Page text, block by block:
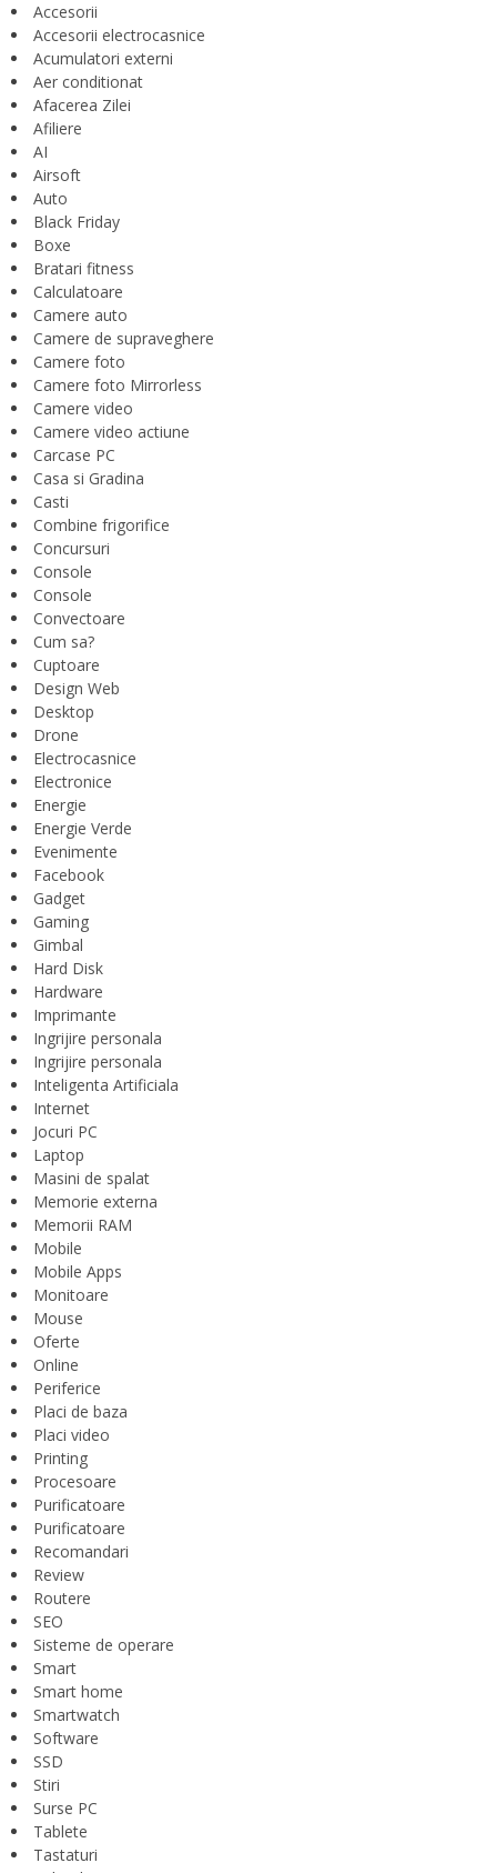
Accesorii
Accesorii electrocasnice
Acumulatori externi
Aer conditionat
Afacerea Zilei
Afiliere
AI
Airsoft
Auto
Black Friday
Boxe
Bratari fitness
Calculatoare
Camere auto
Camere de supraveghere
Camere foto
Camere foto Mirrorless
Camere video
Camere video actiune
Carcase PC
Casa si Gradina
Casti
Combine frigorifice
Concursuri
Console
Console
Convectoare
Cum sa?
Cuptoare
Design Web
Desktop
Drone
Electrocasnice
Electronice
Energie
Energie Verde
Evenimente
Facebook
Gadget
Gaming
Gimbal
Hard Disk
Hardware
Imprimante
Ingrijire personala
Ingrijire personala
Inteligenta Artificiala
Internet
Jocuri PC
Laptop
Masini de spalat
Memorie externa
Memorii RAM
Mobile
Mobile Apps
Monitoare
Mouse
Oferte
Online
Periferice
Placi de baza
Placi video
Printing
Procesoare
Purificatoare
Purificatoare
Recomandari
Review
Routere
SEO
Sisteme de operare
Smart
Smart home
Smartwatch
Software
SSD
Stiri
Surse PC
Tablete
Tastaturi